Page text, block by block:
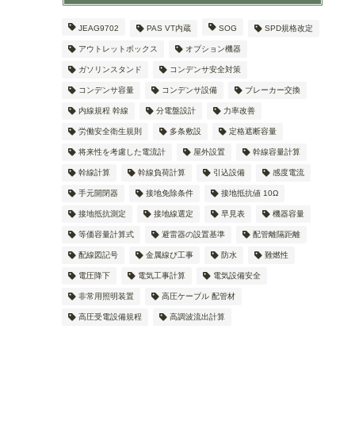
JEAG9702 PAS VT内蔵 SOG SPD規格改定
アウトレットボックス オプション機器
ガソリンスタンド コンデンサ安全対策
コンデンサ容量 コンデンサ設備 ブレーカー交換
内線規程 幹線 分電盤設計 力率改善
労働安全衛生規則 多条敷設 定格遮断容量
将来性を考慮した電流計 屋外設置 幹線容量計算
幹線計算 幹線負荷計算 引込設備 感度電流
手元開閉器 接地免除条件 接地抵抗値 10Ω
接地抵抗測定 接地線選定 早見表 機器容量
等価容量計算式 避雷器の設置基準 配管離隔距離
配線図記号 金属線ぴ工事 防水 難燃性
電圧降下 電気工事計算 電気設備安全
非常用照明装置 高圧ケーブル 配管材
高圧受電設備規程 高調波流出計算